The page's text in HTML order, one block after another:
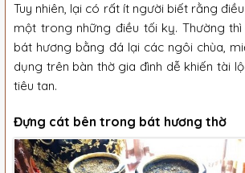
Tuy nhiên, lại có rất ít người biết rằng
một trong những điều tối kỵ. Thường
bát hương bằng đá lại các ngôi chùa,
dụng trên bàn thờ gia đình dễ khiến tài
tiêu tan.
Đựng cát bên trong bát hương thờ